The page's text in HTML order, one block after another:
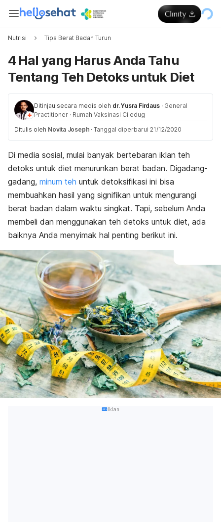
Nutrisi Tips Berat Badan Turun
4 Hal yang Harus Anda Tahu
Tentang Teh Detoks untuk Diet
Ditinjau secara medis oleh dr. Yusra Firdaus · General
Practitioner · Rumah Vaksinasi Ciledug
Ditulis oleh Novita Joseph · Tanggal diperbarui 21/12/2020
Di media sosial, mulai banyak bertebaran iklan teh
detoks untuk diet menurunkan berat badan. Digadang-
gadang, minum teh untuk detoksifikasi ini bisa
membuahkan hasil yang signifikan untuk mengurangi
berat badan dalam waktu singkat. Tapi, sebelum Anda
membeli dan menggunakan teh detoks untuk diet, ada
baiknya Anda menyimak hal penting berikut ini.
Iklan